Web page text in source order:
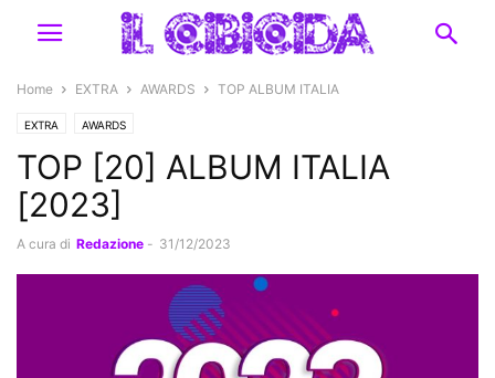
Home EXTRA AWARDS TOP ALBUM ITALIA
EXTRA AWARDS
TOP [20] ALBUM ITALIA
[2023]
A cura di Redazione - 31/12/2023